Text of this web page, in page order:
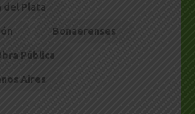
del Plata
Bonaerenses
Pública
Aires